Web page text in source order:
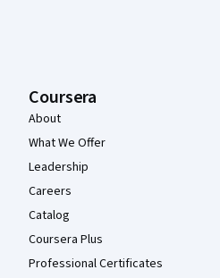
Coursera
About
What We Offer
Leadership
Careers
Catalog
Coursera Plus
Professional Certificates